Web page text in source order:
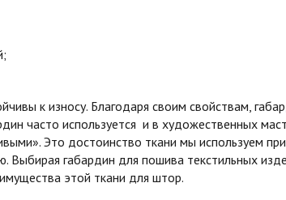
к износу. Благодаря своим свойствам,
часто используется и в художественных
Это достоинство ткани мы используем
габардин для пошива текстильных
этой ткани для штор.